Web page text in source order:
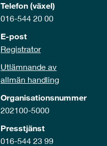
Telefon (växel)
016-544 20 00
E-post
Registrator
Utlämnande av
allmän handling
Organisationsnummer
202100-5000
Presstjänst
016-544 23 99